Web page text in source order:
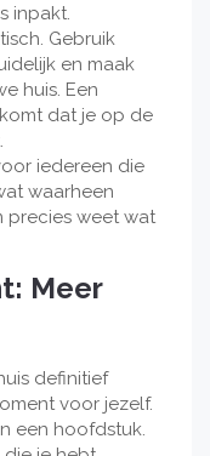
inpakt.
Gebruik
en maak
huis. Een
dat je op de
iedereen die
waarheen
precies weet wat
Meer
definitief
voor jezelf.
een hoofdstuk.